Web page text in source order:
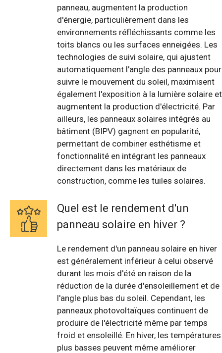
panneau, augmentent la production
d'énergie, particulièrement dans les
environnements réfléchissants comme les
toits blancs ou les surfaces enneigées. Les
technologies de suivi solaire, qui ajustent
automatiquement l'angle des panneaux pour
suivre le mouvement du soleil, maximisent
également l'exposition à la lumière solaire et
augmentent la production d'électricité. Par
ailleurs, les panneaux solaires intégrés au
bâtiment (BIPV) gagnent en popularité,
permettant de combiner esthétisme et
fonctionnalité en intégrant les panneaux
directement dans les matériaux de
construction, comme les tuiles solaires.
Quel est le rendement d'un
panneau solaire en hiver ?
Le rendement d'un panneau solaire en hiver
est généralement inférieur à celui observé
durant les mois d'été en raison de la
réduction de la durée d'ensoleillement et de
l'angle plus bas du soleil. Cependant, les
panneaux photovoltaïques continuent de
produire de l'électricité même par temps
froid et ensoleillé. En hiver, les températures
plus basses peuvent même améliorer